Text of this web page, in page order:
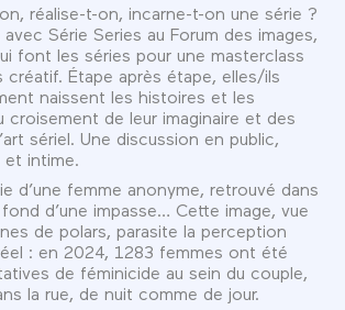
réalise-t-on, incarne-t-on une série ?
Série Series au Forum des images,
font les séries pour une masterclass
créatif. Étape après étape, elles/ils
naissent les histoires et les
croisement de leur imaginaire et des
sériel. Une discussion en public,
intime.
d’une femme anonyme, retrouvé dans
d’une impasse… Cette image, vue
de polars, parasite la perception
: en 2024, 1283 femmes ont été
de féminicide au sein du couple,
la rue, de nuit comme de jour.